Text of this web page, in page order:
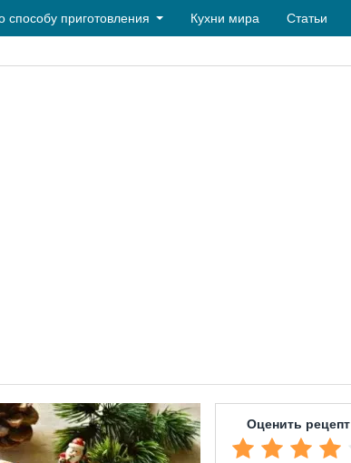
способу приготовления Кухни мира Статьи
Оценить рецепт